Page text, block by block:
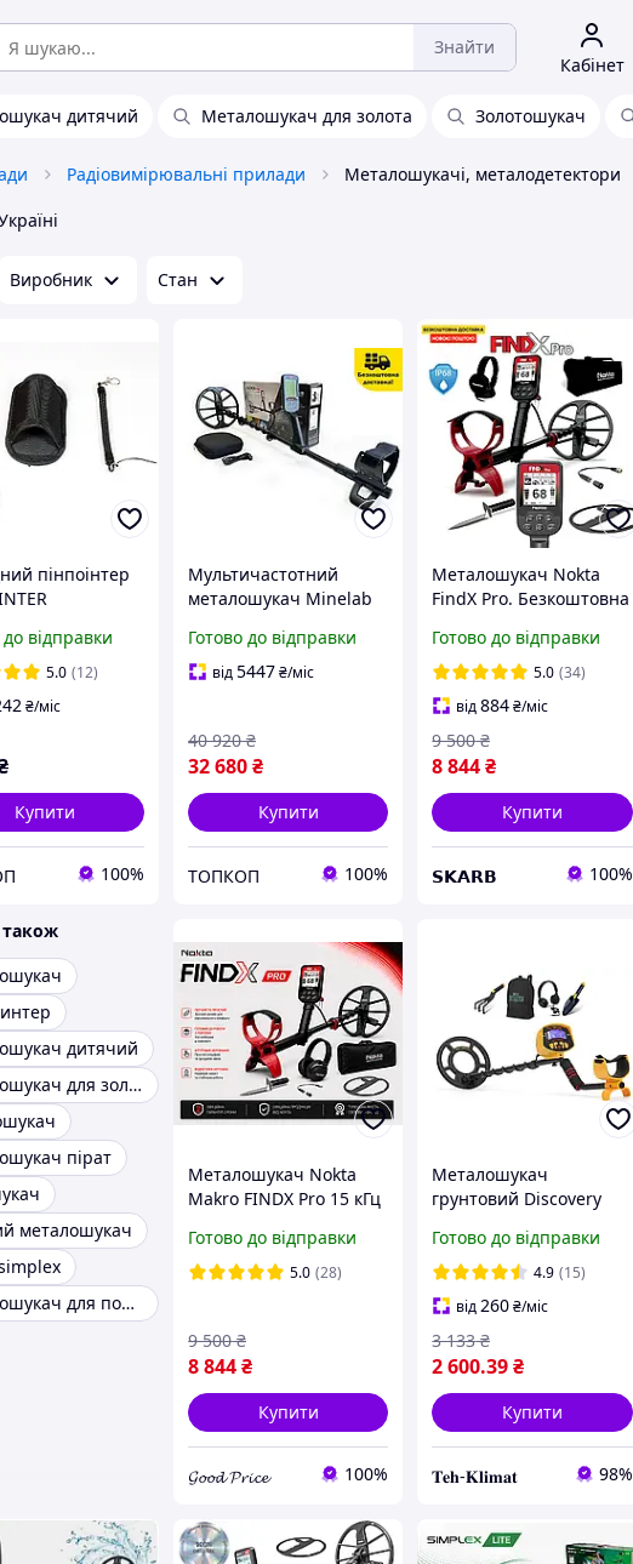
Знайти
Кабінет
дитячий Металошукач для золота Золотошукач
Радіовимірювальні прилади Металошукачі, металодетектори
Виробник Стан
пінпоінтер
до відправки
5.0 (12)
₴/міс
Купити
100%
Мультичастотний
металошукач Minelab
Готово до відправки
від5447₴/міс
32 680₴
40 920 ₴
Купити
ТОПКОП 100%
Металошукач Nokta
FindX Pro. Безкоштовна
Акумулятор. +
Подарунки! Офіційна
гарантія 2 роки
Готово до відправки
5.0 (34)
від884₴/міс
8 844₴
9 500 ₴
Купити
𝗦𝗞𝗔𝗥𝗕 100%
дитячий
Металошукач для золота
пірат
металошукач
Металошукач для початківців
Металошукач Nokta
Makro FINDX Pro 15 кГц
доставка | офіційна
гарантія 2 роки
Готово до відправки
5.0 (28)
8 844₴
9 500 ₴
Купити
𝓖𝓸𝓸𝓭 𝓟𝓻𝓲𝓬𝓮 100%
Металошукач
грунтовий Discovery
дискримінацією
(покращена версія
2026 року)
Готово до відправки
4.9 (15)
від260₴/міс
2 600.39₴
3 133 ₴
Купити
𝐓𝐞𝐡-𝐊𝐥𝐢𝐦𝐚𝐭 98%